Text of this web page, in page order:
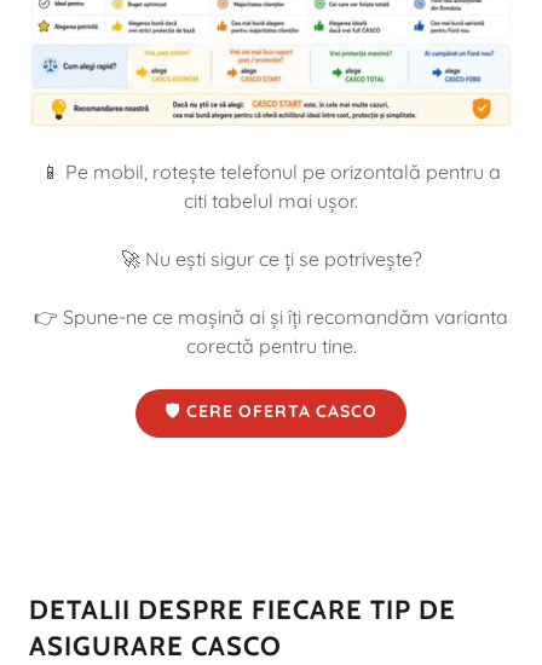
📱 Pe mobil, rotește telefonul pe orizontală pentru a
citi tabelul mai ușor.
🚀 Nu ești sigur ce ți se potrivește?
👉 Spune-ne ce mașină ai și îți recomandăm varianta
corectă pentru tine.
🛡️ CERE OFERTA CASCO
DETALII DESPRE FIECARE TIP DE
ASIGURARE CASCO